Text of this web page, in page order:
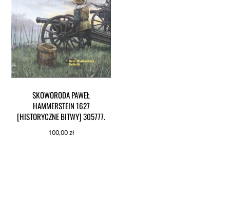
SKOWORODA PAWEŁ
HAMMERSTEIN 1627
[HISTORYCZNE BITWY] 305777.
100,00zł